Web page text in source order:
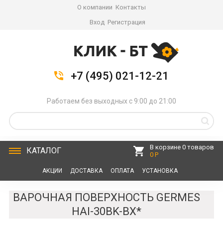
О компании Контакты
Вход Регистрация
+7 (495) 021-12-21
Работаем без выходных с 9:00 до 21:00
КАТАЛОГ
В корзине 0 товаров
0 Р
АКЦИИ ДОСТАВКА ОПЛАТА УСТАНОВКА
ВАРОЧНАЯ ПОВЕРХНОСТЬ GERMES
HAI-30BK-BX*